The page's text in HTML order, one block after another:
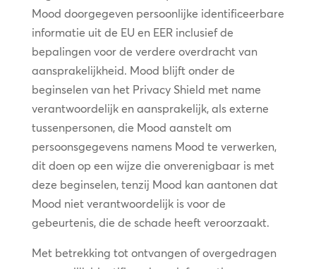
Mood doorgegeven persoonlijke identificeerbare
informatie uit de EU en EER inclusief de
bepalingen voor de verdere overdracht van
aansprakelijkheid. Mood blijft onder de
beginselen van het Privacy Shield met name
verantwoordelijk en aansprakelijk, als externe
tussenpersonen, die Mood aanstelt om
persoonsgegevens namens Mood te verwerken,
dit doen op een wijze die onverenigbaar is met
deze beginselen, tenzij Mood kan aantonen dat
Mood niet verantwoordelijk is voor de
gebeurtenis, die de schade heeft veroorzaakt.
Met betrekking tot ontvangen of overgedragen